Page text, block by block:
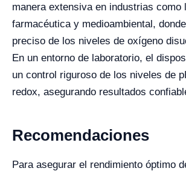
manera extensiva en industrias como
farmacéutica y medioambiental,
preciso de los niveles de oxígeno
En un entorno de laboratorio, el
un control riguroso de los niveles de
redox, asegurando resultados
Recomendaciones
Para asegurar el rendimiento óptimo